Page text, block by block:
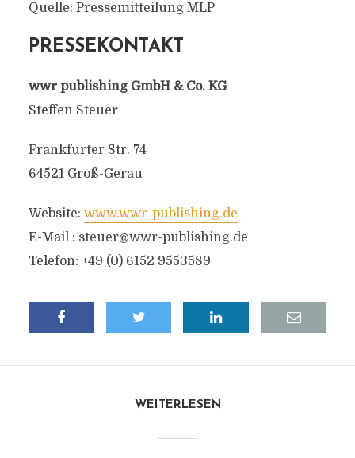
Quelle: Pressemitteilung MLP
PRESSEKONTAKT
wwr publishing GmbH & Co. KG
Steffen Steuer
Frankfurter Str. 74
64521 Groß-Gerau
Website: www.wwr-publishing.de
E-Mail : steuer@wwr-publishing.de
Telefon: +49 (0) 6152 9553589
WEITERLESEN